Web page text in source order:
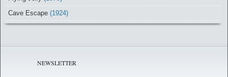
Cave Escape (1924)
NEWSLETTER